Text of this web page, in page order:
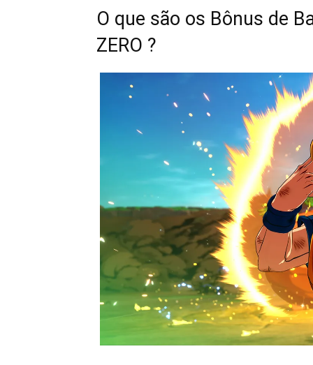
O que são os Bônus de
ZERO ?